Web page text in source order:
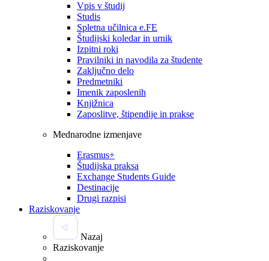
Vpis v študij
Studis
Spletna učilnica e.FE
Študijski koledar in urnik
Izpitni roki
Pravilniki in navodila za študente
Zaključno delo
Predmetniki
Imenik zaposlenih
Knjižnica
Zaposlitve, štipendije in prakse
Mednarodne izmenjave
Erasmus+
Študijska praksa
Exchange Students Guide
Destinacije
Drugi razpisi
Raziskovanje
Nazaj
Raziskovanje